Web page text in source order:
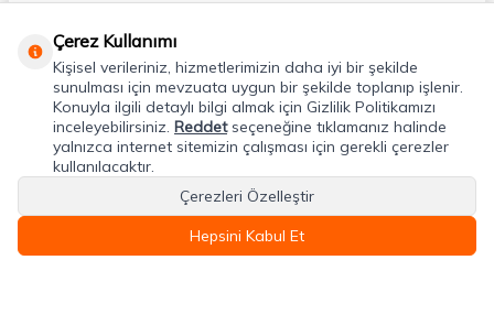
Çerez Kullanımı
Kişisel verileriniz, hizmetlerimizin daha iyi bir şekilde
sunulması için mevzuata uygun bir şekilde toplanıp işlenir.
Konuyla ilgili detaylı bilgi almak için Gizlilik Politikamızı
inceleyebilirsiniz. Reddetseçeneğine tıklamanız halinde
yalnızca internet sitemizin çalışması için gerekli çerezler
kullanılacaktır.
Çerezleri Özelleştir
Hepsini Kabul Et